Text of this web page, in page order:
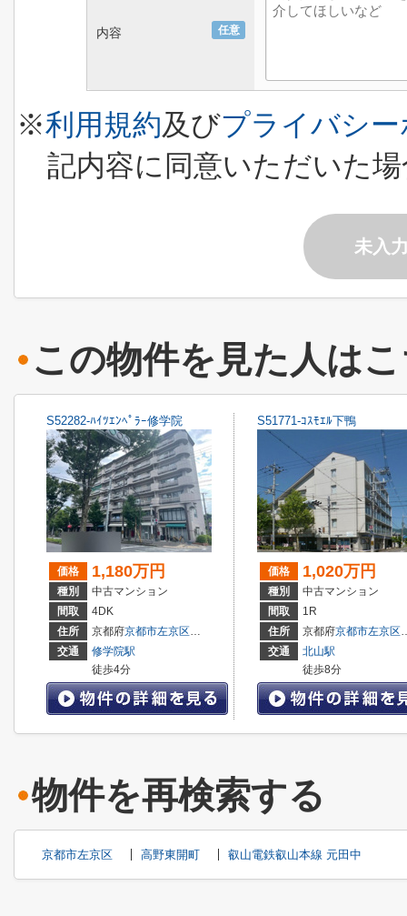
内容 任意
※利用規約及びプライバシ
記内容に同意いただいた
未入
この物件を見た人は
S52282-ﾊｲﾂｴﾝﾍﾟﾗｰ修学院
価格 1,180万円
種別
中古マンション
間取
4DK
住所
京都府京都市左京区山端壱町田町
交通
修学院駅
徒歩4分
S51771-ｺｽﾓｴﾙ下鴨
価格 1,020万円
種別
中古マンション
間取
1R
住所
京都府京都市左京区
交通
北山駅
徒歩8分
物件を再検索する
京都市左京区 高野東開町 叡山電鉄叡山本線 元田中